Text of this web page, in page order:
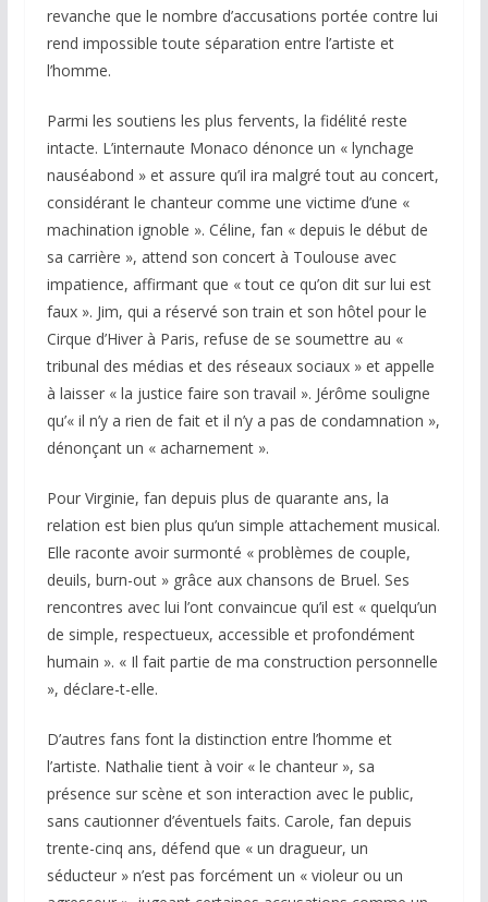
revanche que le nombre d’accusations portée contre lui
rend impossible toute séparation entre l’artiste et
l’homme.
Parmi les soutiens les plus fervents, la fidélité reste
intacte. L’internaute Monaco dénonce un « lynchage
nauséabond » et assure qu’il ira malgré tout au concert,
considérant le chanteur comme une victime d’une «
machination ignoble ». Céline, fan « depuis le début de
sa carrière », attend son concert à Toulouse avec
impatience, affirmant que « tout ce qu’on dit sur lui est
faux ». Jim, qui a réservé son train et son hôtel pour le
Cirque d’Hiver à Paris, refuse de se soumettre au «
tribunal des médias et des réseaux sociaux » et appelle
à laisser « la justice faire son travail ». Jérôme souligne
qu’« il n’y a rien de fait et il n’y a pas de condamnation »,
dénonçant un « acharnement ».
Pour Virginie, fan depuis plus de quarante ans, la
relation est bien plus qu’un simple attachement musical.
Elle raconte avoir surmonté « problèmes de couple,
deuils, burn-out » grâce aux chansons de Bruel. Ses
rencontres avec lui l’ont convaincue qu’il est « quelqu’un
de simple, respectueux, accessible et profondément
humain ». « Il fait partie de ma construction personnelle
», déclare-t-elle.
D’autres fans font la distinction entre l’homme et
l’artiste. Nathalie tient à voir « le chanteur », sa
présence sur scène et son interaction avec le public,
sans cautionner d’éventuels faits. Carole, fan depuis
trente-cinq ans, défend que « un dragueur, un
séducteur » n’est pas forcément un « violeur ou un